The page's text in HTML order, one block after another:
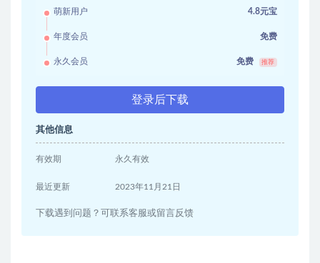
萌新用户 4.8元宝
年度会员 免费
永久会员 免费 推荐
登录后下载
其他信息
有效期 永久有效
最近更新 2023年11月21日
下载遇到问题？可联系客服或留言反馈